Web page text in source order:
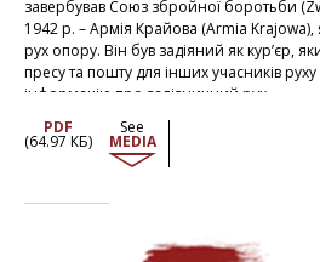
завербував Союз збройної боротьби
1942 р. – Армія Крайова (Armia
рух опору. Він був задіяний як кур’єр,
пресу та пошту для інших учасників
інформацію про залізничний рух.
Після приходу Червоної армії, у липні
заарештований у Стрию і упродовж року
Зрештою, його засудили до 10 років
червні 1945 р. Зиґмунда Туржанського
змушений три дні йти пішки до першого
PDF
(64.97 КБ)
See
MEDIA